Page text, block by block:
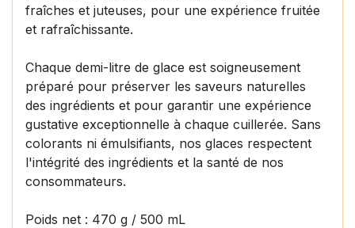
fraîches et juteuses, pour une expérience fruitée
et rafraîchissante.
Chaque demi-litre de glace est soigneusement
préparé pour préserver les saveurs naturelles
des ingrédients et pour garantir une expérience
gustative exceptionnelle à chaque cuillerée. Sans
colorants ni émulsifiants, nos glaces respectent
l'intégrité des ingrédients et la santé de nos
consommateurs.
Poids net : 470 g / 500 mL